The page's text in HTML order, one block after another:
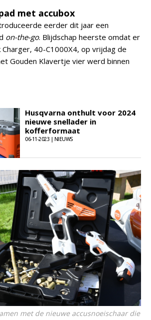
met accubox
eerder dit jaar een
on-the-go. Blijdschap heerste omdat er
40-C1000X4, op vrijdag de
Gouden Klavertje vier werd binnen
Husqvarna onthult voor 2024
nieuwe snellader in
kofferformaat
06-11-2023 | NIEUWS
met de nieuwe accusnoeischaar die